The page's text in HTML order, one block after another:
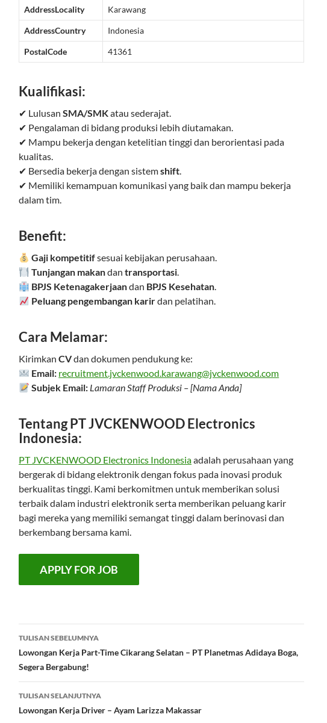
AddressLocality Karawang
AddressCountry Indonesia
PostalCode 41361
Kualifikasi:
✔ Lulusan SMA/SMKatau sederajat.
✔ Pengalaman di bidang produksi lebih diutamakan.
✔ Mampu bekerja dengan ketelitian tinggi dan berorientasi pada
kualitas.
✔ Bersedia bekerja dengan sistemshift.
✔ Memiliki kemampuan komunikasi yang baik dan mampu bekerja
dalam tim.
Benefit:
Gaji kompetitifsesuai kebijakan perusahaan.
Tunjangan makandantransportasi.
BPJS Ketenagakerjaandan BPJS Kesehatan.
Peluang pengembangan karirdan pelatihan.
Cara Melamar:
Kirimkan CVdan dokumen pendukung ke:
Email: recruitment.jvckenwood.karawang@jvckenwood.com
Subjek Email: Lamaran Staff Produksi – [Nama Anda]
Tentang PT JVCKENWOOD Electronics
Indonesia:
PT JVCKENWOOD Electronics Indonesiaadalah perusahaan yang
bergerak di bidang elektronik dengan fokus pada inovasi produk
berkualitas tinggi. Kami berkomitmen untuk memberikan solusi
terbaik dalam industri elektronik serta memberikan peluang karir
bagi mereka yang memiliki semangat tinggi dalam berinovasi dan
berkembang bersama kami.
Navigasi
Tulisan
TULISAN SEBELUMNYA
Lowongan Kerja Part-Time Cikarang Selatan – PT Planetmas Adidaya Boga,
Segera Bergabung!
TULISAN SELANJUTNYA
Lowongan Kerja Driver – Ayam Larizza Makassar